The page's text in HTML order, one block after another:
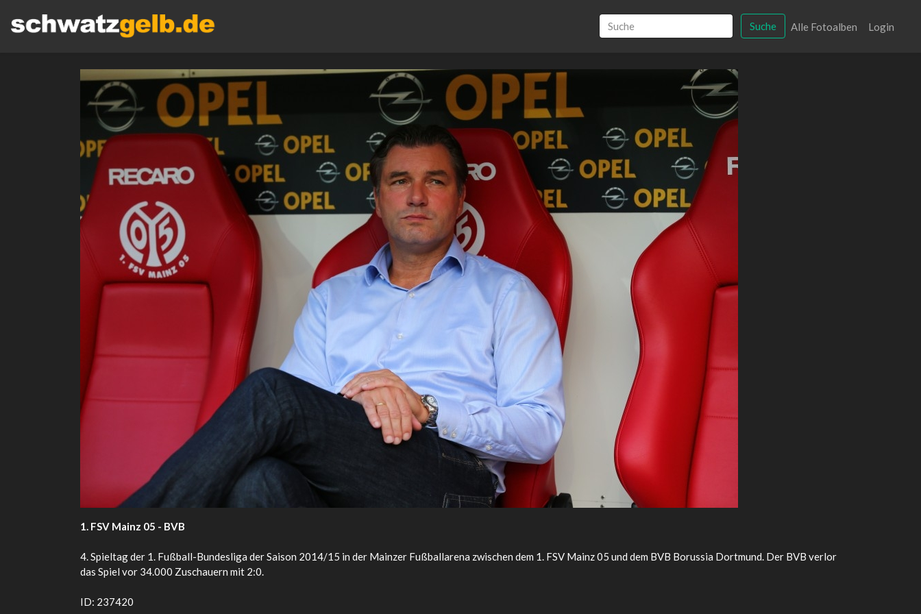
Suche Alle Fotoalben Login
1. FSV Mainz 05 - BVB
4. Spieltag der 1. Fußball-Bundesliga der Saison 2014/15 in der Mainzer Fußballarena zwischen dem 1. FSV Mainz 05 und dem BVB Borussia Dortmund. Der BVB verlor
das Spiel vor 34.000 Zuschauern mit 2:0.
ID: 237420